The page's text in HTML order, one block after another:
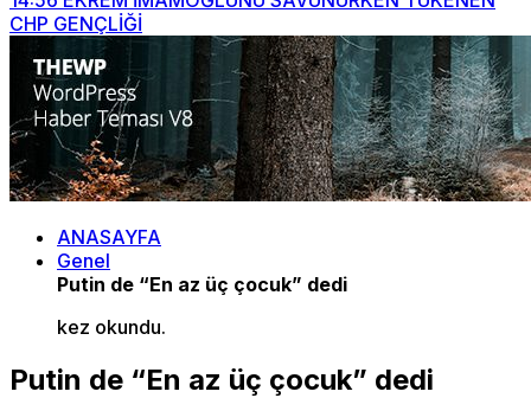
CHP GENÇLİĞİ
ANASAYFA
Genel
Putin de “En az üç çocuk” dedi
kez okundu.
Putin de “En az üç çocuk” dedi